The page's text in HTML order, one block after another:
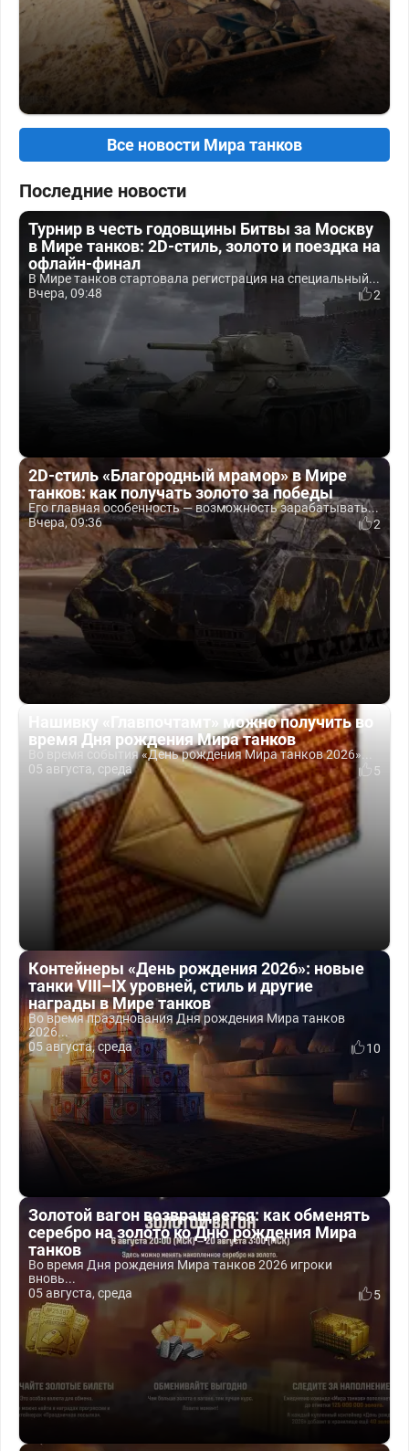
Все новости Мира танков
Последние новости
Турнир в честь годовщины Битвы за Москву
в Мире танков: 2D-стиль, золото и поездка на
офлайн-финал
В Мире танков стартовала регистрация на специальный...
Вчера, 09:48
2
2D-стиль «Благородный мрамор» в Мире
танков: как получать золото за победы
Его главная особенность — возможность зарабатывать...
Вчера, 09:36
2
Нашивку «Главпочтамт» можно получить во
время Дня рождения Мира танков
Во время события «День рождения Мира танков 2026»...
05 августа, среда
5
Контейнеры «День рождения 2026»: новые
танки VIII–IX уровней, стиль и другие
награды в Мире танков
Во время празднования Дня рождения Мира танков
2026...
05 августа, среда
10
Золотой вагон возвращается: как обменять
серебро на золото ко Дню рождения Мира
танков
Во время Дня рождения Мира танков 2026 игроки
вновь...
05 августа, среда
5